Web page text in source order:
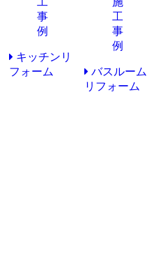
キッチンリ
フォーム
バスルーム
リフォーム